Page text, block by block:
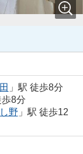
」駅 徒歩8分
歩8分
野 」駅 徒歩12